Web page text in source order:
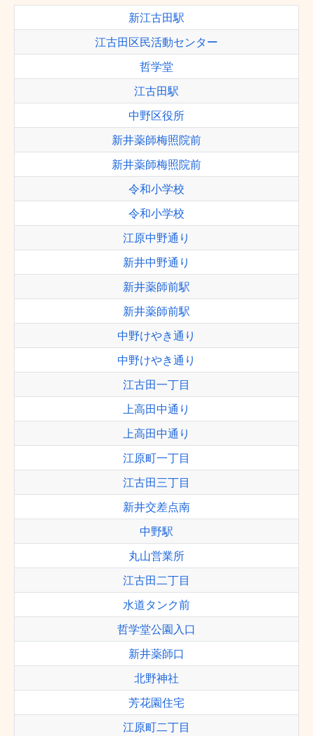
新江古田駅
江古田区民活動センター
哲学堂
江古田駅
中野区役所
新井薬師梅照院前
新井薬師梅照院前
令和小学校
令和小学校
江原中野通り
新井中野通り
新井薬師前駅
新井薬師前駅
中野けやき通り
中野けやき通り
江古田一丁目
上高田中通り
上高田中通り
江原町一丁目
江古田三丁目
新井交差点南
中野駅
丸山営業所
江古田二丁目
水道タンク前
哲学堂公園入口
新井薬師口
北野神社
芳花園住宅
江原町二丁目